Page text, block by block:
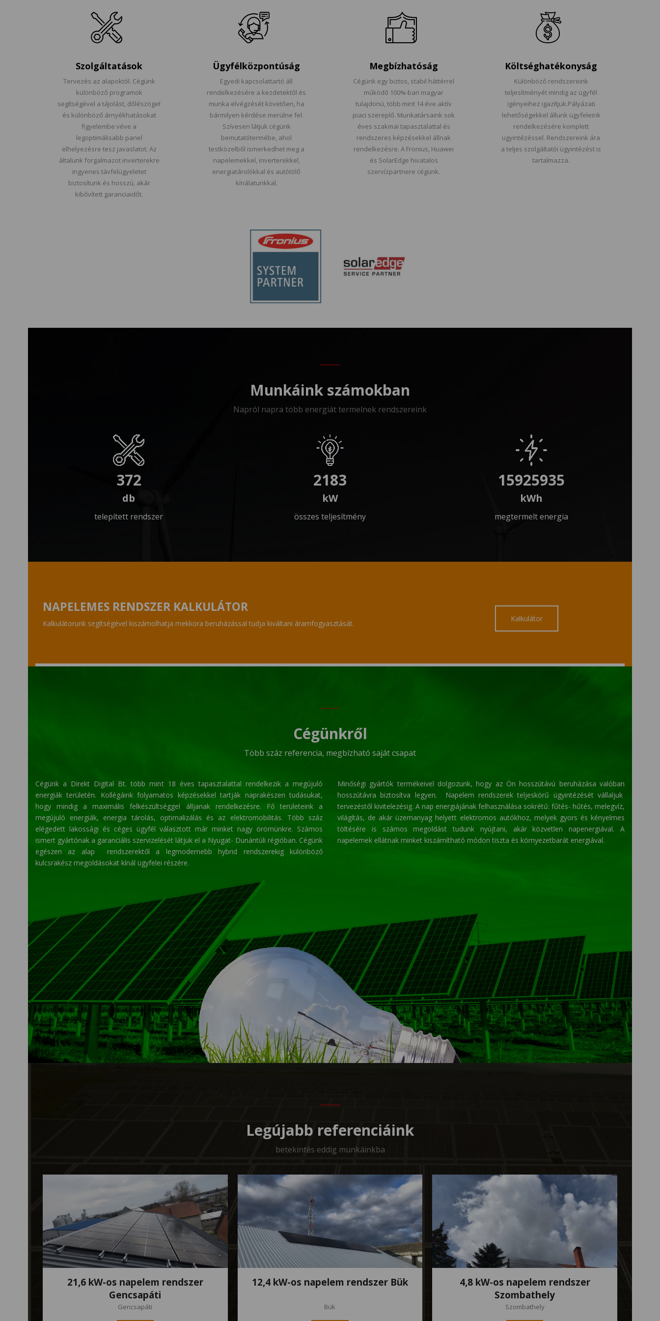
Szolgáltatások
Tervezés az alapoktól. Cégünk
különböző programok
segítségével a tájolást, dőlészöget
és különböző árnyékhatásokat
figyelembe véve a
legoptimálisabb panel
elhelyezésre tesz javaslatot. Az
általunk forgalmazot inverterekre
ingyenes távfelügyeletet
biztosítunk és hosszú, akár
kibővített garanciaidőt.
Ügyfélközpontúság
Egyedi kapcsolattartó áll
rendelkezésére a kezdetektől és
munka elvégzését követően, ha
bármilyen kérdése merülne fel.
Szívesen látjuk cégünk
bemutatótermébe, ahol
testközelből ismerkedhet meg a
napelemekkel, inverterekkel,
energiatárolókkal és autótölő
kínálatunkkal.
Megbízhatóság
Cégünk egy biztos, stabil háttérrel
működő 100%-ban magyar
tulajdonú, több mint 14 éve aktív
piaci szereplő. Munkatársaink sok
éves szakmai tapasztalattal és
rendszeres képzésekkel állnak
rendelkezésre. A Fronius, Huawei
és SolarEdge hivatalos
szervízpartnere cégünk.
Költséghatékonyság
Különböző rendszereink
teljesítményét mindig az ügyfél
igényeihez igazítjuk.Pályázati
lehetőségekkel állunk ügyfeleink
rendelkezésére komplett
ügyintézéssel. Rendszereink ára
a teljes szolgáltatói ügyintézést is
tartalmazza.
Munkáink számokban
Napról napra több energiát termelnek rendszereink
372
telepített rendszer
2183
összes teljesítmény
15925935
megtermelt energia
NAPELEMES RENDSZER KALKULÁTOR
Kalkulátorunk segítségével kiszámolhatja mekkora beruházással tudja kiváltani áramfogyasztását.
Kalkulátor
Cégünkről
Több száz referencia, megbízható saját csapat
Cégünk a Direkt Digital Bt. több mint 18 éves tapasztalattal rendelkezik a megújuló
energiák területén. Kollégáink folyamatos képzésekkel tartják naprakészen tudásukat,
hogy mindig a maximális felkészültséggel álljanak rendelkezésre. Fő területeink a
megújuló energiák, energia tárolás, optimalizálás és az elektromobilitás. Több száz
elégedett lakossági és céges ügyfél választott már minket nagy örömünkre. Számos
ismert gyártónak a garanciális szervizelését látjuk el a Nyugat- Dunántúli régióban. Cégünk
egészen az alap
rendszerektől a legmodernebb hybrid rendszerekig különböző
kulcsrakész megoldásokat kínál ügyfelei részére.
Minőségi gyártók termékeivel dolgozunk, hogy az Ön hosszútávú beruházása valóban
hosszútávra biztosítva legyen.
Napelem rendszerek teljeskörű ügyintézését vállaljuk
tervezéstől kivitelezésig. A nap energiájának felhasználása sokrétű: fűtés- hűtés, melegvíz,
világítás, de akár üzemanyag helyett elektromos autókhoz, melyek gyors és kényelmes
töltésére is számos megoldást tudunk nyújtani, akár közvetlen napenergiával. A
napelemek ellátnak minket kiszámítható módon tiszta és környezetbarát energiával.
Legújabb referenciáink
betekintés eddig munkáinkba
21,6 kW-os napelem rendszer
Gencsapáti
Gencsapáti
12,4 kW-os napelem rendszer Bük
Bük
4,8 kW-os napelem rendszer
Szombathely
Szombathely